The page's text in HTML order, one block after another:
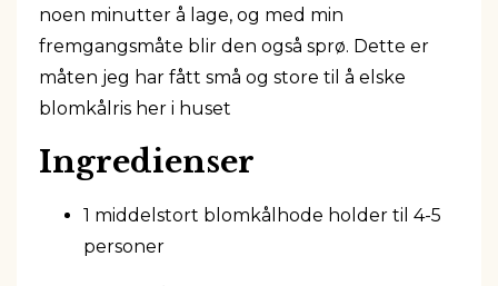
noen minutter å lage, og med min
fremgangsmåte blir den også sprø. Dette er
måten jeg har fått små og store til å elske
blomkålris her i huset
Ingredienser
1 middelstort blomkålhode holder til 4-5
personer